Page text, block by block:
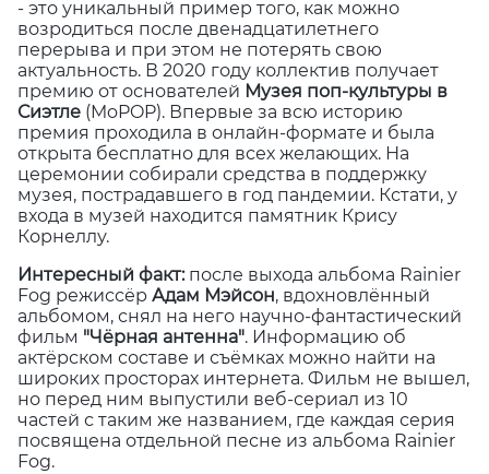
- это уникальный пример того, как можно
возродиться после двенадцатилетнего
перерыва и при этом не потерять свою
актуальность. В 2020 году коллектив получает
премию от основателей Музея поп-культуры в
Сиэтле (MoPOP). Впервые за всю историю
премия проходила в онлайн-формате и была
открыта бесплатно для всех желающих. На
церемонии собирали средства в поддержку
музея, пострадавшего в год пандемии. Кстати, у
входа в музей находится памятник Крису
Корнеллу.
Интересный факт: после выхода альбома Rainier
Fog режиссёр Адам Мэйсон, вдохновлённый
альбомом, снял на него научно-фантастический
фильм "Чёрная антенна". Информацию об
актёрском составе и съёмках можно найти на
широких просторах интернета. Фильм не вышел,
но перед ним выпустили веб-сериал из 10
частей с таким же названием, где каждая серия
посвящена отдельной песне из альбома Rainier
Fog.